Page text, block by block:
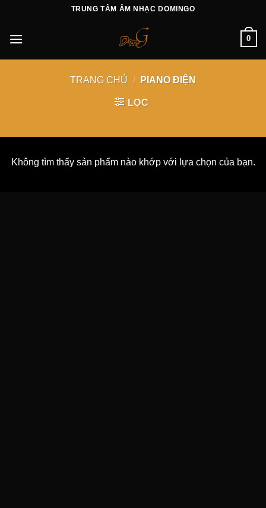
content
TRUNG TÂM ÂM NHẠC DOMINGO
0
TRANG CHỦ / PIANO ĐIỆN
LỌC
Không tìm thấy sản phẩm nào khớp với lựa chọn của bạn.